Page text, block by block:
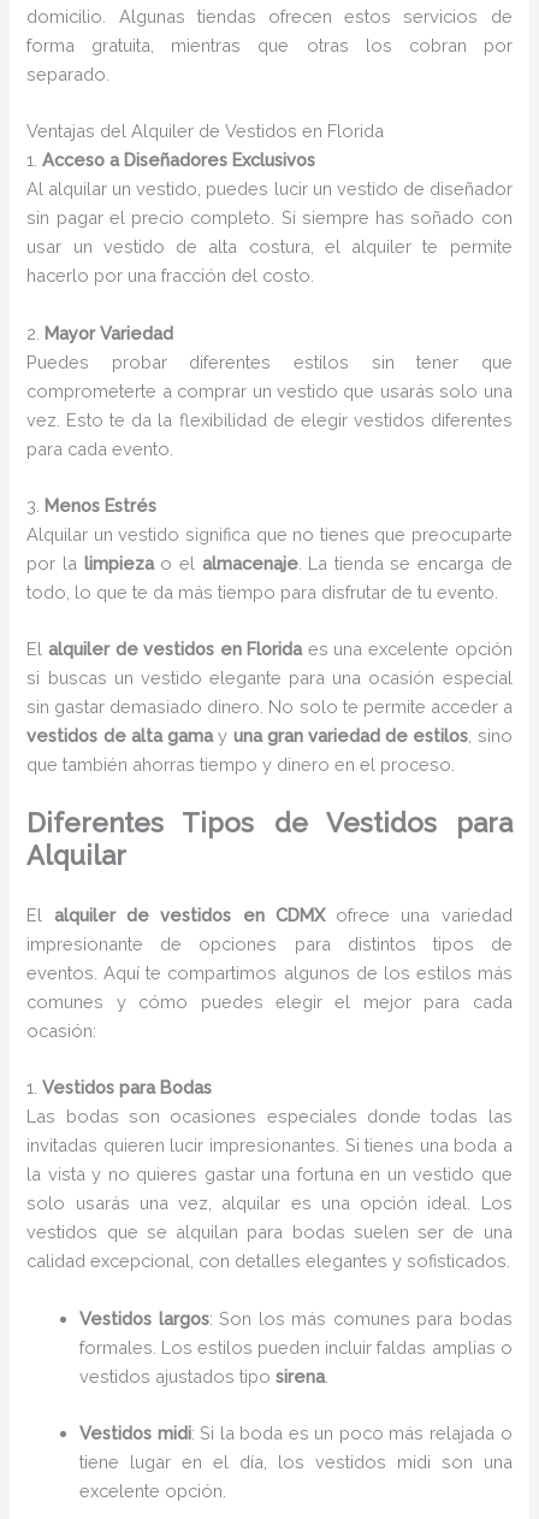
domicilio. Algunas tiendas ofrecen estos servicios de
forma gratuita, mientras que otras los cobran por
separado.
Ventajas del Alquiler de Vestidos en Florida
1.Acceso a Diseñadores Exclusivos
Al alquilar un vestido, puedes lucir un vestido de diseñador
sin pagar el precio completo. Si siempre has soñado con
usar un vestido de alta costura, el alquiler te permite
hacerlo por una fracción del costo.
2. Mayor Variedad
Puedes probar diferentes estilos sin tener que
comprometerte a comprar un vestido que usarás solo una
vez. Esto te da la flexibilidad de elegir vestidos diferentes
para cada evento.
3. Menos Estrés
Alquilar un vestido significa que no tienes que preocuparte
por la limpiezao el almacenaje. La tienda se encarga de
todo, lo que te da más tiempo para disfrutar de tu evento.
Elalquiler de vestidos en Floridaes una excelente opción
si buscas un vestido elegante para una ocasión especial
sin gastar demasiado dinero. No solo te permite acceder a
vestidos de alta gamay una gran variedad de estilos, sino
que también ahorras tiempo y dinero en el proceso.
Diferentes Tipos de Vestidos para
Alquilar
El alquiler de vestidos en CDMXofrece una variedad
impresionante de opciones para distintos tipos de
eventos. Aquí te compartimos algunos de los estilos más
comunes y cómo puedes elegir el mejor para cada
ocasión:
1.Vestidos para Bodas
Las bodas son ocasiones especiales donde todas las
invitadas quieren lucir impresionantes. Si tienes una boda a
la vista y no quieres gastar una fortuna en un vestido que
solo usarás una vez, alquilar es una opción ideal. Los
vestidos que se alquilan para bodas suelen ser de una
calidad excepcional, con detalles elegantes y sofisticados.
Vestidos largos: Son los más comunes para bodas
formales. Los estilos pueden incluir faldas amplias o
vestidos ajustados tiposirena.
Vestidos midi: Si la boda es un poco más relajada o
tiene lugar en el día, los vestidos midi son una
excelente opción.